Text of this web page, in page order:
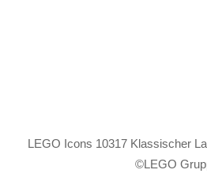
LEGO Icons 10317 Klassischer
©LEGO